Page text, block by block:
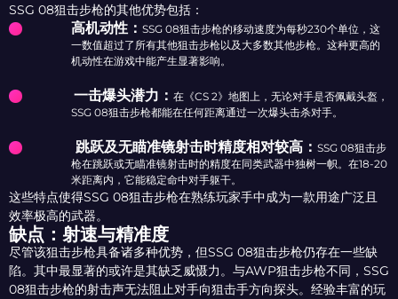
SSG 08狙击步枪的其他优势包括：
高机动性： SSG 08狙击步枪的移动速度为每秒230个单位，这
一数值超过了所有其他狙击步枪以及大多数其他步枪。这种更高的
机动性在游戏中能产生显著影响。
一击爆头潜力： 在《CS 2》地图上，无论对手是否佩戴头盔，
SSG 08狙击步枪都能在任何距离通过一次爆头击杀对手。
跳跃及无瞄准镜射击时精度相对较高： SSG 08狙击步
枪在跳跃或无瞄准镜射击时的精度在同类武器中独树一帜。在18-20
米距离内，它能稳定命中对手躯干。
这些特点使得SSG 08狙击步枪在熟练玩家手中成为一款用途广泛且
效率极高的武器。
缺点：射速与精准度
尽管该狙击步枪具备诸多种优势，但SSG 08狙击步枪仍存在一些缺
陷。其中最显著的或许是其缺乏威慑力。与AWP狙击步枪不同，SSG
08狙击步枪的射击声无法阻止对手向狙击手方向探头。经验丰富的玩